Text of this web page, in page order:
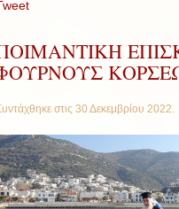
στις 30 Δεκεμβρίου 2022.